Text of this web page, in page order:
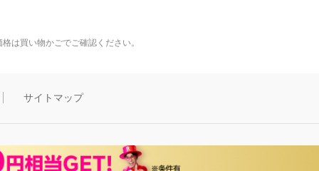
は買い物かごでご確認ください。
サイトマップ